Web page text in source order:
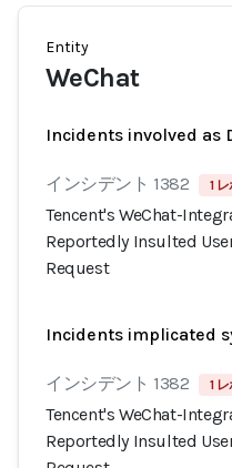
Entity
WeChat
Incidents involved as
インシデント 1382 1
Tencent's WeChat-
Reportedly Insulted
Request
Incidents implicated
インシデント 1382 1
Tencent's WeChat-
Reportedly Insulted